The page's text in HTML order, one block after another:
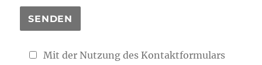
Mit der Nutzung des Kontaktformulars